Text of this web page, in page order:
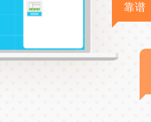
靠谱